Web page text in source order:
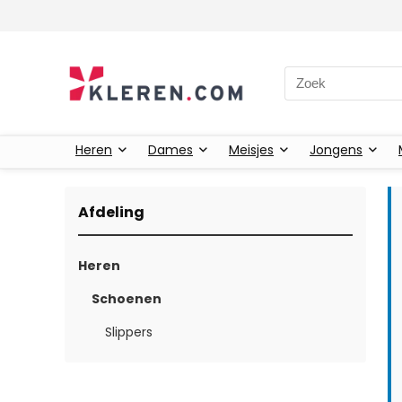
Zoeken naar:
Heren Dames Meisjes Jongens
Afdeling
Heren
Schoenen
Slippers